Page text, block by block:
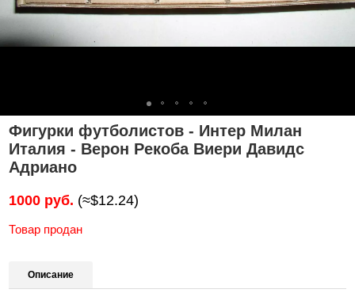
Фигурки футболистов - Интер Милан
Италия - Верон Рекоба Виери Давидс
Адриано
1000 руб. (≈$12.24)
Товар продан
Описание